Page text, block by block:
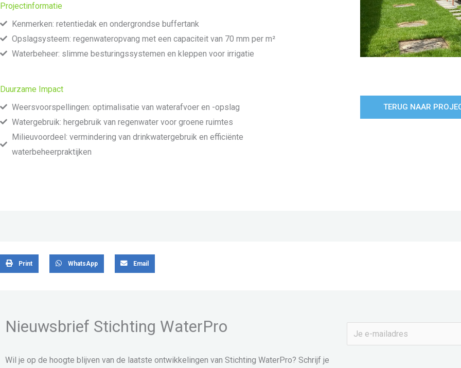
Projectinformatie
Kenmerken: retentiedak en ondergrondse buffertank
Opslagsysteem: regenwateropvang met een capaciteit van 70 mm per m²
Waterbeheer: slimme besturingssystemen en kleppen voor irrigatie
Duurzame Impact
Weersvoorspellingen: optimalisatie van waterafvoer en -opslag
Watergebruik: hergebruik van regenwater voor groene ruimtes
Milieuvoordeel: vermindering van drinkwatergebruik en efficiënte
waterbeheerpraktijken
TERUG NAAR
Print WhatsApp Email
Nieuwsbrief Stichting WaterPro
Wil je op de hoogte blijven van de laatste ontwikkelingen van Stichting WaterPro? Schrijf je
-